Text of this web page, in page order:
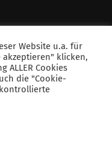
Website u.a. für
akzeptieren" klicken,
ALLER Cookies
die "Cookie-